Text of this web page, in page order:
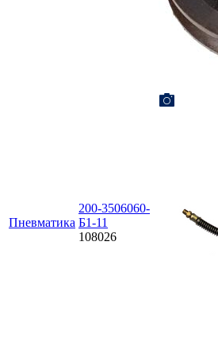
Пневматика
200-3506060-
Б1-11
108026